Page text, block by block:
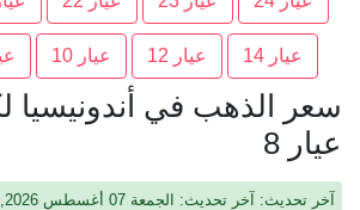
عيار 14 عيار 12 عيار 10
سعر الذهب في أندونيسيا
عيار 8
آخر تحديث: آخر تحديث: الجمعة 07 أغسطس 2026, 11:53 ص, جرينيتش